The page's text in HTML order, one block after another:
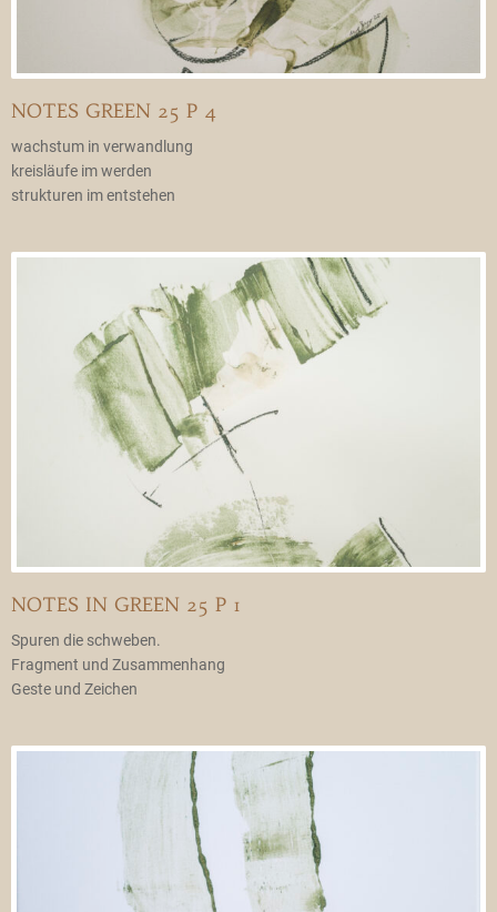
NOTES GREEN 25 P 4
wachstum in verwandlung
kreisläufe im werden
strukturen im entstehen
NOTES IN GREEN 25 P 1
Spuren die schweben.
Fragment und Zusammenhang
Geste und Zeichen